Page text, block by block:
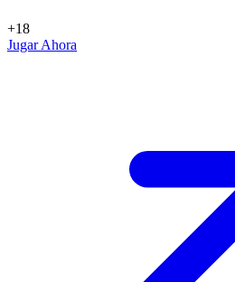
+18
Jugar Ahora